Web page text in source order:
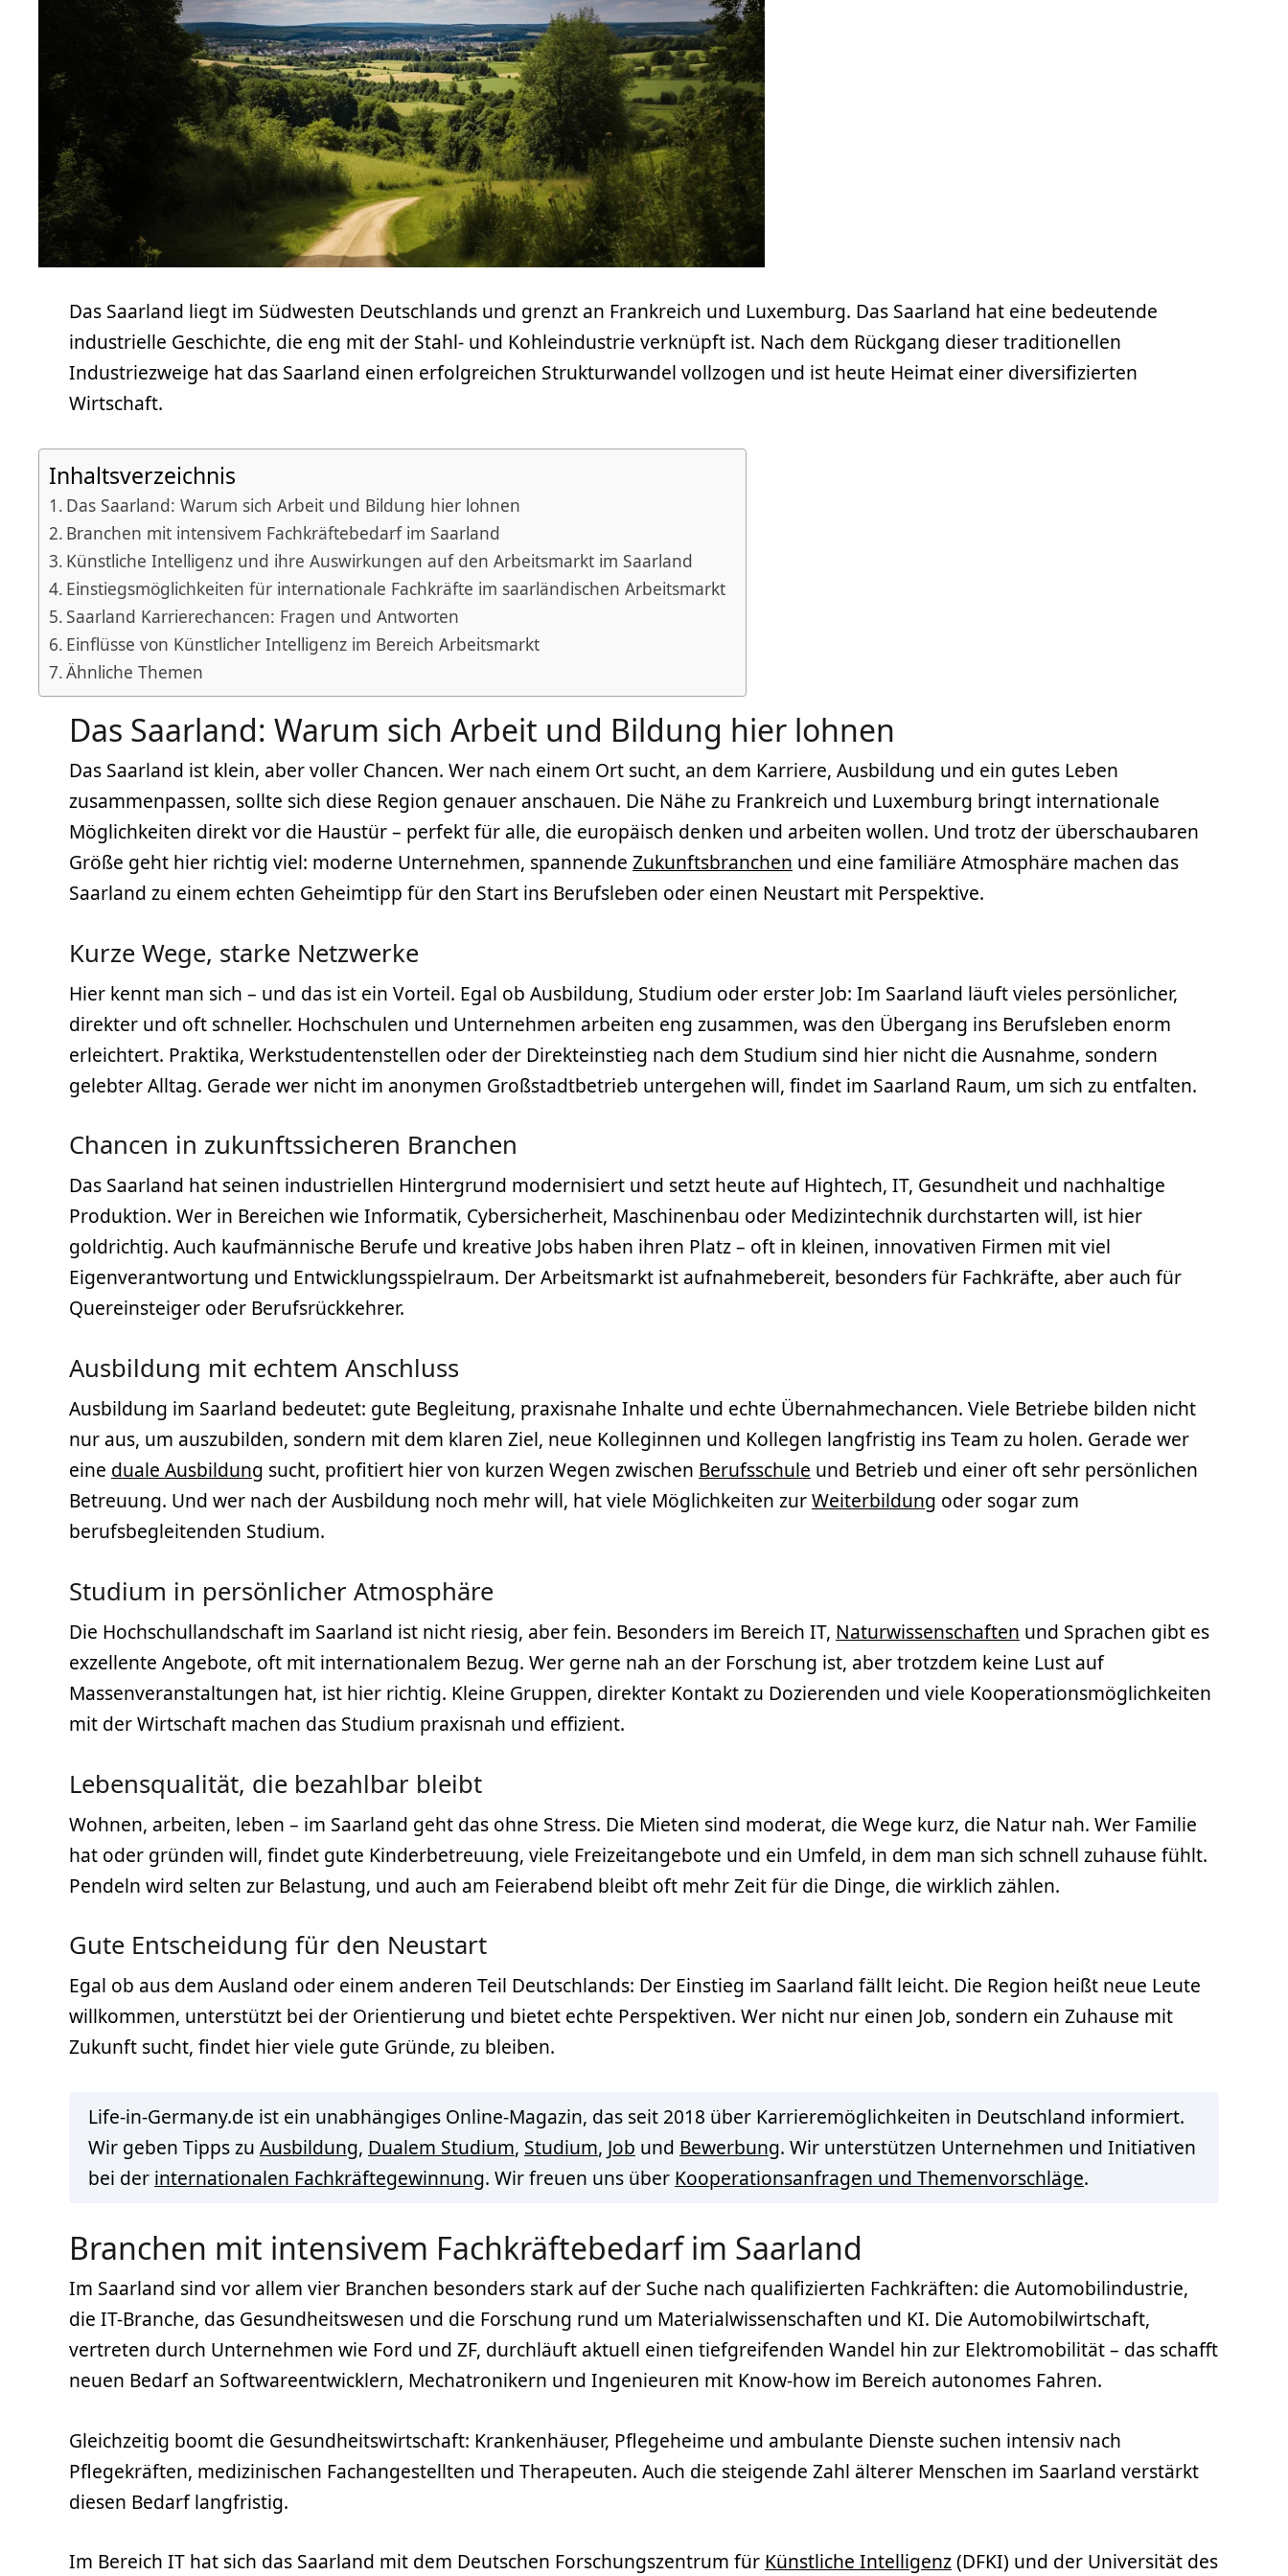
Das Saarland liegt im Südwesten Deutschlands und grenzt an Frankreich und Luxemburg. Das Saarland hat eine bedeutende
industrielle Geschichte, die eng mit der Stahl- und Kohleindustrie verknüpft ist. Nach dem Rückgang dieser traditionellen
Industriezweige hat das Saarland einen erfolgreichen Strukturwandel vollzogen und ist heute Heimat einer diversifizierten
Wirtschaft.
Inhaltsverzeichnis
Das Saarland: Warum sich Arbeit und Bildung hier lohnen
Branchen mit intensivem Fachkräftebedarf im Saarland
Künstliche Intelligenz und ihre Auswirkungen auf den Arbeitsmarkt im Saarland
Einstiegsmöglichkeiten für internationale Fachkräfte im saarländischen Arbeitsmarkt
Saarland Karrierechancen: Fragen und Antworten
Einflüsse von Künstlicher Intelligenz im Bereich Arbeitsmarkt
Ähnliche Themen
Das Saarland: Warum sich Arbeit und Bildung hier lohnen
Das Saarland ist klein, aber voller Chancen. Wer nach einem Ort sucht, an dem Karriere, Ausbildung und ein gutes Leben
zusammenpassen, sollte sich diese Region genauer anschauen. Die Nähe zu Frankreich und Luxemburg bringt internationale
Möglichkeiten direkt vor die Haustür – perfekt für alle, die europäisch denken und arbeiten wollen. Und trotz der überschaubaren
Größe geht hier richtig viel: moderne Unternehmen, spannende Zukunftsbranchen und eine familiäre Atmosphäre machen das
Saarland zu einem echten Geheimtipp für den Start ins Berufsleben oder einen Neustart mit Perspektive.
Kurze Wege, starke Netzwerke
Hier kennt man sich – und das ist ein Vorteil. Egal ob Ausbildung, Studium oder erster Job: Im Saarland läuft vieles persönlicher,
direkter und oft schneller. Hochschulen und Unternehmen arbeiten eng zusammen, was den Übergang ins Berufsleben enorm
erleichtert. Praktika, Werkstudentenstellen oder der Direkteinstieg nach dem Studium sind hier nicht die Ausnahme, sondern
gelebter Alltag. Gerade wer nicht im anonymen Großstadtbetrieb untergehen will, findet im Saarland Raum, um sich zu entfalten.
Chancen in zukunftssicheren Branchen
Das Saarland hat seinen industriellen Hintergrund modernisiert und setzt heute auf Hightech, IT, Gesundheit und nachhaltige
Produktion. Wer in Bereichen wie Informatik, Cybersicherheit, Maschinenbau oder Medizintechnik durchstarten will, ist hier
goldrichtig. Auch kaufmännische Berufe und kreative Jobs haben ihren Platz – oft in kleinen, innovativen Firmen mit viel
Eigenverantwortung und Entwicklungsspielraum. Der Arbeitsmarkt ist aufnahmebereit, besonders für Fachkräfte, aber auch für
Quereinsteiger oder Berufsrückkehrer.
Ausbildung mit echtem Anschluss
Ausbildung im Saarland bedeutet: gute Begleitung, praxisnahe Inhalte und echte Übernahmechancen. Viele Betriebe bilden nicht
nur aus, um auszubilden, sondern mit dem klaren Ziel, neue Kolleginnen und Kollegen langfristig ins Team zu holen. Gerade wer
eine duale Ausbildung sucht, profitiert hier von kurzen Wegen zwischen Berufsschule und Betrieb und einer oft sehr persönlichen
Betreuung. Und wer nach der Ausbildung noch mehr will, hat viele Möglichkeiten zurWeiterbildung oder sogar zum
berufsbegleitenden Studium.
Studium in persönlicher Atmosphäre
Die Hochschullandschaft im Saarland ist nicht riesig, aber fein. Besonders im Bereich IT, Naturwissenschaften und Sprachen gibt es
exzellente Angebote, oft mit internationalem Bezug. Wer gerne nah an der Forschung ist, aber trotzdem keine Lust auf
Massenveranstaltungen hat, ist hier richtig. Kleine Gruppen, direkter Kontakt zu Dozierenden und viele Kooperationsmöglichkeiten
mit der Wirtschaft machen das Studium praxisnah und effizient.
Lebensqualität, die bezahlbar bleibt
Wohnen, arbeiten, leben – im Saarland geht das ohne Stress. Die Mieten sind moderat, die Wege kurz, die Natur nah. Wer Familie
hat oder gründen will, findet gute Kinderbetreuung, viele Freizeitangebote und ein Umfeld, in dem man sich schnell zuhause fühlt.
Pendeln wird selten zur Belastung, und auch am Feierabend bleibt oft mehr Zeit für die Dinge, die wirklich zählen.
Gute Entscheidung für den Neustart
Egal ob aus dem Ausland oder einem anderen Teil Deutschlands: Der Einstieg im Saarland fällt leicht. Die Region heißt neue Leute
willkommen, unterstützt bei der Orientierung und bietet echte Perspektiven. Wer nicht nur einen Job, sondern ein Zuhause mit
Zukunft sucht, findet hier viele gute Gründe, zu bleiben.
Life-in-Germany.de ist ein unabhängiges Online-Magazin, das seit 2018 über Karrieremöglichkeiten in Deutschland informiert.
Wir geben Tipps zu Ausbildung, Dualem Studium, Studium, Job und Bewerbung. Wir unterstützen Unternehmen und Initiativen
bei der internationalen Fachkräftegewinnung. Wir freuen uns über Kooperationsanfragen und Themenvorschläge.
Branchen mit intensivem Fachkräftebedarf im Saarland
Im Saarland sind vor allem vier Branchen besonders stark auf der Suche nach qualifizierten Fachkräften: die Automobilindustrie,
die IT-Branche, das Gesundheitswesen und die Forschung rund um Materialwissenschaften und KI. Die Automobilwirtschaft,
vertreten durch Unternehmen wie Ford und ZF, durchläuft aktuell einen tiefgreifenden Wandel hin zur Elektromobilität – das schafft
neuen Bedarf an Softwareentwicklern, Mechatronikern und Ingenieuren mit Know-how im Bereich autonomes Fahren.
Gleichzeitig boomt die Gesundheitswirtschaft: Krankenhäuser, Pflegeheime und ambulante Dienste suchen intensiv nach
Pflegekräften, medizinischen Fachangestellten und Therapeuten. Auch die steigende Zahl älterer Menschen im Saarland verstärkt
diesen Bedarf langfristig.
Im Bereich IT hat sich das Saarland mit dem Deutschen Forschungszentrum für Künstliche Intelligenz(DFKI) und der Universität des